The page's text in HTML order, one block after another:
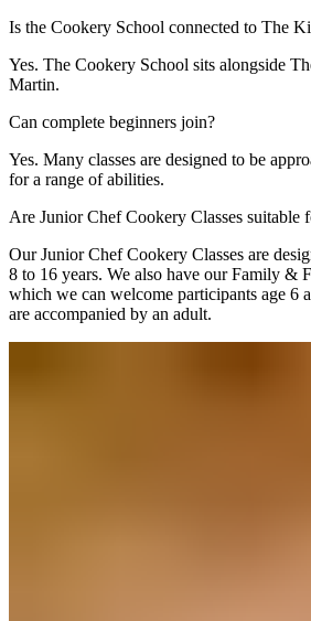
Is the Cookery School connected to The Kitchen restaurant?​​​​‌
Yes. The Cookery School sits alongside
Martin.​​​​‌ ‍ ​‍​‍‌‍ ‌ ​‍‌‍‍‌‌‍‌ ‌‍‍‌‌‍ ‍​‍​‍​ ‍‍​‍​‍‌ ​ ‌‍​‌‌‍ ‍‌‍‍‌‌ ‌​‌ ‍‌​‍ ‍‌‍‍‌‌‍ ​‍​‍​‍ ​​‍​‍‌‍‍​‌ ​‍‌‍‌‌‌‍‌‍​‍​‍​ ‍‍​‍​‍‌‍‍​‌ ‌​‌ ‌​‌ ​​‌ ​ ​ ‍‍​‍ ​‍ ‌‍ ​​‍ ‌‌‍​‌‌‍ ‍‌‍‌​​‍ ‌‌ ​‍​‍ ‌‌‍‍​‌‍ ‌ ‌​‌‍‌‌‌‍ ​‌ ​ ​‍ ‌‌ ​ ‌ ‌​‌ ‌‌‌‍‌​‌‍‍‌‌‍ ​‍ ‍‌ ‌‍‌‍‌‌‌ ​‍‌‍​ ‌‍‌‌‌‍ ​​‍ ‍‌‍​‌‌ ​​‌ ​​​‍ ‌‍‍‌‌‍ ‍‌ ‌​‌‍‌‌‌‍ ‍‌ ‌​​‍ ‌‍‌‌‌‍‌​‌‍‍‌‌ ‌​​‍ ‌‍ ‌‌‍ ‌‍‌​‌‍‌‌​ ‌‌ ​​‌ ​‍‌‍‌‌‌ ​ ‌‍‌‌‌‍ ‍‌ ‌​‌‍​‌‌ ‌​‌‍‍‌‌‍ ‌‍ ‍​ ‍ ‌‍‍‌‌‍‌​​ ‌​ ‌‍‌‍​‍‌‍‌‍‌‍‌‍‌‍​‍‌‍‌‌​ ‌ ​ ​‌​‍ ‌‌‍‌‍​ ‌‌‌‍‌‌​ ‌‍​‍ ‌​ ‌​​ ​‌​ ​‌‌‍​ ​‍ ‌‌‍​‌‌‍‌‍‌‍‌‍​ ​‌​‍ ‌​ ‍​​ ​‍​ ‍​​ ‍​​ ‍‌​ ‍‌‌‍​‌‌‍‌​‌‍​‌​ ​​​ ​ ​ ‌‌​ ‍ ‌ ‌​‌ ‍‌‌ ​​‌‍‌‌​ ‌‌‍‍​‌‍ ‌ ‌​‌‍‌‌‌‍ ​‌​‌‍‌‍​‌‌ ​‌​ ‍ ‌ ​​‌‍​‌‌ ‌​‌‍‍​​ ‌‌‍​‌‌‍ ‍‌ ​ ‌ ‌ ‌‍‌‌‌ ​‍​‍‌‌​ ‌‌‌​​‍‌‌ ‌‍‍ ‌‍‌‌‌ ‍‌​‍‌‌​ ​ ‌​‌​​‍‌‌​ ​ ‌​‌​​‍‌‌​ ​‍​ ​‍​ ‍‌​ ​‌​ ‍‌​ ​‌​ ‌‌​ ‌​‌‍​‍​ ​‍‌‍​‍​ ‍‌‌‍‌​‌‍​‌​‍‌‌​ ​‍​ ​‍​‍‌‌​ ‌‌‌​‌​​‍ ‍‌‍​ ‌‍‍​‌‍‍‌‌‍ ​‌‍‌​‌ ​‍‌‍‌‌‌‍ ‍​‍‌‌​ ‌‌‌​​‍‌‌ ‌‍‍ ‌‍‌‌‌ ‍‌​‍‌‌​ ​ ‌​‌​​‍‌‌​ ​ ‌​‌​​‍‌‌​ ​‍​ ​‍‌‍‌​‌‍‌‍​ ​‌​ ​‍‌‍​ ​ ‌ ​ ‌‌‌‍‌​​ ​ ​ ‍​​ ​‍​ ‌‌​‍‌‌​ ​‍​ ​‍​‍‌‌​ ‌‌‌​‌​​‍ ‍‌ ‌​‌‍‌‌‌ ‍​‌ ‌​​ ‌‍​‍‌‍​‌‌ ​ ‌‍‌‌‌‌‌‌‌ ​‍‌‍ ​​ ‌‌‍‍​‌ ‌​‌ ‌​‌ ​​‌ ​ ​‍‌‌​ ​ ‌​​‌​‍‌‌​ ​‍‌​‌‍​‍‌‌​ ​‍‌​‌‍‌‍ ​​‍ ‌‌‍​‌‌‍ ‍‌‍‌​​‍ ‌‌ ​‍​‍ ‌‌‍‍​‌‍ ‌ ‌​‌‍‌‌‌‍ ​‌ ​ ​‍ ‌‌ ​ ‌ ‌​‌ ‌‌‌‍‌​‌‍‍‌‌‍ ​‍ ‍‌ ‌‍‌‍‌‌‌ ​‍‌‍​ ‌‍‌‌‌‍ ​​‍ ‍‌‍​‌‌ ​​‌ ​​​‍‌‍‌‍‍‌‌‍‌​​ ‌​ ‌‍‌‍​‍‌‍‌‍‌‍‌‍‌‍​‍‌‍‌‌​ ‌ ​ ​‌​‍ ‌‌‍‌‍​ ‌‌‌‍‌‌​ ‌‍​‍ ‌​ ‌​​ ​‌​ ​‌‌‍​ ​‍ ‌‌‍​‌‌‍‌‍‌‍‌‍​ ​‌​‍ ‌​ ‍​​ ​‍​ ‍​​ ‍​​ ‍‌​ ‍‌‌‍​‌‌‍‌​‌‍​‌​ ​​​ ​ ​ ‌‌​‍‌‍‌ ‌​‌ ‍‌‌ ​​‌‍‌‌​ ‌‌‍‍​‌‍ ‌ ‌​‌‍‌‌‌‍ ​‌​‌‍‌‍​‌‌ ​‌​‍‌‍‌ ​​‌‍​‌‌ ‌​‌‍‍​​ ‌‌‍​‌‌‍ ‍‌ ​ ‌ ‌ ‌‍‌‌‌ ​‍​‍‌‌​ ‌‌‌​​‍‌‌ ‌‍‍ ‌‍‌‌‌ ‍‌​‍‌‌​ ​ ‌​‌​​‍‌‌​ ​ ‌​‌​​‍‌‌​ ​‍​ ​‍​ ‍‌​ ​‌​ ‍‌​ ​‌​ ‌‌​ ‌​‌‍​‍​ ​‍‌‍​‍​ ‍‌‌‍‌​‌‍​‌​‍‌‌​ ​‍​ ​‍​‍‌‌​ ‌‌‌​‌​​‍ ‍‌‍​ ‌‍‍​‌‍‍‌‌‍ ​‌‍‌​‌ ​‍‌‍‌‌‌‍ ‍​‍‌‌​ ‌‌‌​​‍‌‌ ‌‍‍ ‌‍‌‌‌ ‍‌​‍‌‌​ ​ ‌​‌​​‍‌‌​ ​ ‌​‌​​‍‌‌​ ​‍​ ​‍‌‍‌​‌‍‌‍​ ​‌​ ​‍‌‍​ ​ ‌ ​ ‌‌‌‍‌​​ ​ ​ ‍​​ ​‍​ ‌‌​‍‌‌​ ​‍​ ​‍​‍‌‌​ ‌‌‌​‌​​‍ ‍‌ ‌​‌‍‌‌‌ ‍​‌ ‌​​‍‌‍‌ ​​‌‍‌‌‌ ​‍‌ ​ ‌ ​​‌‍‌‌‌‍​ ‌ ‌​‌‍‍‌‌ ‌‍‌‍‌‌​ ‌‌ ​​‌ ‌‌‌‍​‍‌‍ ​‌‍‍‌‌ ​ ‌‍‍​‌‍‌‌‌‍‌​​‍​‍‌ ‌
Can complete beginners join?​​​​‌ ‍ ​‍​‍‌‍ ‌ ​‍‌‍‍‌‌‍‌ ‌‍‍‌‌‍ ‍​‍​‍​ ‍‍​‍​‍‌ ​ ‌‍​‌‌‍ ‍‌‍‍‌‌ ‌​‌ ‍‌​‍ ‍‌‍‍‌‌‍ ​‍​‍​‍ ​​‍​‍‌‍‍​‌ ​‍‌‍‌‌‌‍‌‍​‍​‍​ ‍‍​‍​‍‌‍‍​‌ ‌​‌ ‌​‌ ​​‌ ​ ​ ‍‍​‍ ​‍ ‌‍ ​​‍ ‌‌‍​‌‌‍ ‍‌‍‌​​‍ ‌‌ ​‍​‍ ‌‌‍‍​‌‍ ‌ ‌​‌‍‌‌‌‍ ​‌ ​ ​‍ ‌‌ ​ ‌ ‌​‌ ‌‌‌‍‌​‌‍‍‌‌‍ ​‍ ‍‌ ‌‍‌‍‌‌‌ ​‍‌‍​ ‌‍‌‌‌‍ ​​‍ ‍‌‍​‌‌ ​​‌ ​​​‍ ‌‍‍‌‌‍ ‍‌ ‌​‌‍‌‌‌‍ ‍‌ ‌​​‍ ‌‍‌‌‌‍‌​‌‍‍‌‌ ‌​​‍ ‌‍ ‌‌‍ ‌‍‌​‌‍‌‌​ ‌‌ ​​‌ ​‍‌‍‌‌‌ ​ ‌‍‌‌‌‍ ‍‌ ‌​‌‍​‌‌ ‌​‌‍‍‌‌‍ ‌‍ ‍​ ‍ ‌‍‍‌‌‍‌​​ ‌​ ‍‌​ ​ ‌‍‌​​ ‍‌‌‍​ ‌‍‌​​ ​​‌‍​‍​‍ ‌​ ‌​​ ‌‌‌‍‌‌‌‍‌​​‍ ‌​ ‌​​ ​ ‌‍‌​​ ​‌​‍ ‌‌‍​‌‌‍‌‌​ ‌​​ ‌‍​‍ ‌​ ​ ​ ‌ ​ ​‍​ ‌​​ ‌ ​ ​‍‌‍‌‌​ ‌ ​ ​‍​ ‍‌​ ​​‌‍​‍​ ‍ ‌ ‌​‌ ‍‌‌ ​​‌‍‌‌​ ‌‌‍‍​‌‍ ‌ ‌​‌‍‌‌‌‍ ​‌​‌‍‌‍​‌‌ ​‌​ ‍ ‌ ​​‌‍​‌‌ ‌​‌‍‍​​ ‌‌ ​‌‌ ‌‌‌‍‌‌‌ ​ ‌ ‌​‌‍‍‌‌‍ ‌‍ ‍​ ‌‍​‍‌‍​‌‌ ​ ‌‍‌‌‌‌‌‌‌ ​‍‌‍ ​​ ‌‌‍‍​‌ ‌​‌ ‌​‌ ​​‌ ​ ​‍‌‌​ ​ ‌​​‌​‍‌‌​ ​‍‌​‌‍​‍‌‌​ ​‍‌​‌‍‌‍ ​​‍ ‌‌‍​‌‌‍ ‍‌‍‌​​‍ ‌‌ ​‍​‍ ‌‌‍‍​‌‍ ‌ ‌​‌‍‌‌‌‍ ​‌ ​ ​‍ ‌‌ ​ ‌ ‌​‌ ‌‌‌‍‌​‌‍‍‌‌‍ ​‍ ‍‌ ‌‍‌‍‌‌‌ ​‍‌‍​ ‌‍‌‌‌‍ ​​‍ ‍‌‍​‌‌ ​​‌ ​​​‍‌‍‌‍‍‌‌‍‌​​ ‌​ ‍‌​ ​ ‌‍‌​​ ‍‌‌‍​ ‌‍‌​​ ​​‌‍​‍​‍ ‌​ ‌​​ ‌‌‌‍‌‌‌‍‌​​‍ ‌​ ‌​​ ​ ‌‍‌​​ ​‌​‍ ‌‌‍​‌‌‍‌‌​ ‌​​ ‌‍​‍ ‌​ ​ ​ ‌ ​ ​‍​ ‌​​ ‌ ​ ​‍‌‍‌‌​ ‌ ​ ​‍​ ‍‌​ ​​‌‍​‍​‍‌‍‌ ‌​‌ ‍‌‌ ​​‌‍‌‌​ ‌‌‍‍​‌‍ ‌ ‌​‌‍‌‌‌‍ ​‌​‌‍‌‍​‌‌ ​‌​‍‌‍‌ ​​‌‍​‌‌ ‌​‌‍‍​​ ‌‌ ​‌‌ ‌‌‌‍‌‌‌ ​ ‌ ‌​‌‍‍‌‌‍ ‌‍ ‍​‍‌‍‌ ​​‌‍‌‌‌ ​‍‌ ​ ‌ ​​‌‍‌‌‌‍​ ‌ ‌​‌‍‍‌‌ ‌‍‌‍‌‌​ ‌‌ ​​‌ ‌‌‌‍​‍‌‍ ​‌‍‍‌‌ ​ ‌‍‍​‌‍‌‌‌‍‌​​‍​‍‌ ‌
Yes. Many classes are designed to be
for a range of abilities.​​​​‌ ‍ ​‍​‍‌‍ ‌ ​‍‌‍‍‌‌‍‌ ‌‍‍‌‌‍ ‍​‍​‍​ ‍‍​‍​‍‌ ​ ‌‍​‌‌‍ ‍‌‍‍‌‌ ‌​‌ ‍‌​‍ ‍‌‍‍‌‌‍ ​‍​‍​‍ ​​‍​‍‌‍‍​‌ ​‍‌‍‌‌‌‍‌‍​‍​‍​ ‍‍​‍​‍‌‍‍​‌ ‌​‌ ‌​‌ ​​‌ ​ ​ ‍‍​‍ ​‍ ‌‍ ​​‍ ‌‌‍​‌‌‍ ‍‌‍‌​​‍ ‌‌ ​‍​‍ ‌‌‍‍​‌‍ ‌ ‌​‌‍‌‌‌‍ ​‌ ​ ​‍ ‌‌ ​ ‌ ‌​‌ ‌‌‌‍‌​‌‍‍‌‌‍ ​‍ ‍‌ ‌‍‌‍‌‌‌ ​‍‌‍​ ‌‍‌‌‌‍ ​​‍ ‍‌‍​‌‌ ​​‌ ​​​‍ ‌‍‍‌‌‍ ‍‌ ‌​‌‍‌‌‌‍ ‍‌ ‌​​‍ ‌‍‌‌‌‍‌​‌‍‍‌‌ ‌​​‍ ‌‍ ‌‌‍ ‌‍‌​‌‍‌‌​ ‌‌ ​​‌ ​‍‌‍‌‌‌ ​ ‌‍‌‌‌‍ ‍‌ ‌​‌‍​‌‌ ‌​‌‍‍‌‌‍ ‌‍ ‍​ ‍ ‌‍‍‌‌‍‌​​ ‌​ ‍‌​ ​ ‌‍‌​​ ‍‌‌‍​ ‌‍‌​​ ​​‌‍​‍​‍ ‌​ ‌​​ ‌‌‌‍‌‌‌‍‌​​‍ ‌​ ‌​​ ​ ‌‍‌​​ ​‌​‍ ‌‌‍​‌‌‍‌‌​ ‌​​ ‌‍​‍ ‌​ ​ ​ ‌ ​ ​‍​ ‌​​ ‌ ​ ​‍‌‍‌‌​ ‌ ​ ​‍​ ‍‌​ ​​‌‍​‍​ ‍ ‌ ‌​‌ ‍‌‌ ​​‌‍‌‌​ ‌‌‍‍​‌‍ ‌ ‌​‌‍‌‌‌‍ ​‌​‌‍‌‍​‌‌ ​‌​ ‍ ‌ ​​‌‍​‌‌ ‌​‌‍‍​​ ‌‌‍​‌‌‍ ‍‌ ​ ‌ ‌ ‌‍‌‌‌ ​‍​‍‌‌​ ‌‌‌​​‍‌‌ ‌‍‍ ‌‍‌‌‌ ‍‌​‍‌‌​ ​ ‌​‌​​‍‌‌​ ​ ‌​‌​​‍‌‌​ ​‍​ ​‍​ ‌​​ ‍‌‌‍‌​​ ‍‌‌‍​‍​ ​‌​ ‌‌​ ​‌​ ​‍​ ‌‌​ ‌‍‌‍‌‍​‍‌‌​ ​‍​ ​‍​‍‌‌​ ‌‌‌​‌​​‍ ‍‌‍​ ‌‍‍​‌‍‍‌‌‍ ​‌‍‌​‌ ​‍‌‍‌‌‌‍ ‍​‍‌‌​ ‌‌‌​​‍‌‌ ‌‍‍ ‌‍‌‌‌ ‍‌​‍‌‌​ ​ ‌​‌​​‍‌‌​ ​ ‌​‌​​‍‌‌​ ​‍​ ​‍​ ‍​‌‍​‍​ ‍‌​ ‍​​ ​‍​ ‌‌‌‍‌‍‌‍​ ​ ‌‌​ ‌‌​ ‌ ​ ​‌​‍‌‌​ ​‍​ ​‍​‍‌‌​ ‌‌‌​‌​​‍ ‍‌ ‌​‌‍‌‌‌ ‍​‌ ‌​​ ‌‍​‍‌‍​‌‌ ​ ‌‍‌‌‌‌‌‌‌ ​‍‌‍ ​​ ‌‌‍‍​‌ ‌​‌ ‌​‌ ​​‌ ​ ​‍‌‌​ ​ ‌​​‌​‍‌‌​ ​‍‌​‌‍​‍‌‌​ ​‍‌​‌‍‌‍ ​​‍ ‌‌‍​‌‌‍ ‍‌‍‌​​‍ ‌‌ ​‍​‍ ‌‌‍‍​‌‍ ‌ ‌​‌‍‌‌‌‍ ​‌ ​ ​‍ ‌‌ ​ ‌ ‌​‌ ‌‌‌‍‌​‌‍‍‌‌‍ ​‍ ‍‌ ‌‍‌‍‌‌‌ ​‍‌‍​ ‌‍‌‌‌‍ ​​‍ ‍‌‍​‌‌ ​​‌ ​​​‍‌‍‌‍‍‌‌‍‌​​ ‌​ ‍‌​ ​ ‌‍‌​​ ‍‌‌‍​ ‌‍‌​​ ​​‌‍​‍​‍ ‌​ ‌​​ ‌‌‌‍‌‌‌‍‌​​‍ ‌​ ‌​​ ​ ‌‍‌​​ ​‌​‍ ‌‌‍​‌‌‍‌‌​ ‌​​ ‌‍​‍ ‌​ ​ ​ ‌ ​ ​‍​ ‌​​ ‌ ​ ​‍‌‍‌‌​ ‌ ​ ​‍​ ‍‌​ ​​‌‍​‍​‍‌‍‌ ‌​‌ ‍‌‌ ​​‌‍‌‌​ ‌‌‍‍​‌‍ ‌ ‌​‌‍‌‌‌‍ ​‌​‌‍‌‍​‌‌ ​‌​‍‌‍‌ ​​‌‍​‌‌ ‌​‌‍‍​​ ‌‌‍​‌‌‍ ‍‌ ​ ‌ ‌ ‌‍‌‌‌ ​‍​‍‌‌​ ‌‌‌​​‍‌‌ ‌‍‍ ‌‍‌‌‌ ‍‌​‍‌‌​ ​ ‌​‌​​‍‌‌​ ​ ‌​‌​​‍‌‌​ ​‍​ ​‍​ ‌​​ ‍‌‌‍‌​​ ‍‌‌‍​‍​ ​‌​ ‌‌​ ​‌​ ​‍​ ‌‌​ ‌‍‌‍‌‍​‍‌‌​ ​‍​ ​‍​‍‌‌​ ‌‌‌​‌​​‍ ‍‌‍​ ‌‍‍​‌‍‍‌‌‍ ​‌‍‌​‌ ​‍‌‍‌‌‌‍ ‍​‍‌‌​ ‌‌‌​​‍‌‌ ‌‍‍ ‌‍‌‌‌ ‍‌​‍‌‌​ ​ ‌​‌​​‍‌‌​ ​ ‌​‌​​‍‌‌​ ​‍​ ​‍​ ‍​‌‍​‍​ ‍‌​ ‍​​ ​‍​ ‌‌‌‍‌‍‌‍​ ​ ‌‌​ ‌‌​ ‌ ​ ​‌​‍‌‌​ ​‍​ ​‍​‍‌‌​ ‌‌‌​‌​​‍ ‍‌ ‌​‌‍‌‌‌ ‍​‌ ‌​​‍‌‍‌ ​​‌‍‌‌‌ ​‍‌ ​ ‌ ​​‌‍‌‌‌‍​ ‌ ‌​‌‍‍‌‌ ‌‍‌‍‌‌​ ‌‌ ​​‌ ‌‌‌‍​‍‌‍ ​‌‍‍‌‌ ​ ‌‍‍​‌‍‌‌‌‍‌​​‍​‍‌ ‌
Are Junior Chef Cookery Classes suitable for all ages?​​​​‌
Our Junior Chef Cookery Classes are
8 to 16 years. We also have our Family &
which we can welcome participants age 6
are accompanied by an adult.​​​​‌ ‍ ​‍​‍‌‍ ‌ ​‍‌‍‍‌‌‍‌ ‌‍‍‌‌‍ ‍​‍​‍​ ‍‍​‍​‍‌ ​ ‌‍​‌‌‍ ‍‌‍‍‌‌ ‌​‌ ‍‌​‍ ‍‌‍‍‌‌‍ ​‍​‍​‍ ​​‍​‍‌‍‍​‌ ​‍‌‍‌‌‌‍‌‍​‍​‍​ ‍‍​‍​‍‌‍‍​‌ ‌​‌ ‌​‌ ​​‌ ​ ​ ‍‍​‍ ​‍ ‌‍ ​​‍ ‌‌‍​‌‌‍ ‍‌‍‌​​‍ ‌‌ ​‍​‍ ‌‌‍‍​‌‍ ‌ ‌​‌‍‌‌‌‍ ​‌ ​ ​‍ ‌‌ ​ ‌ ‌​‌ ‌‌‌‍‌​‌‍‍‌‌‍ ​‍ ‍‌ ‌‍‌‍‌‌‌ ​‍‌‍​ ‌‍‌‌‌‍ ​​‍ ‍‌‍​‌‌ ​​‌ ​​​‍ ‌‍‍‌‌‍ ‍‌ ‌​‌‍‌‌‌‍ ‍‌ ‌​​‍ ‌‍‌‌‌‍‌​‌‍‍‌‌ ‌​​‍ ‌‍ ‌‌‍ ‌‍‌​‌‍‌‌​ ‌‌ ​​‌ ​‍‌‍‌‌‌ ​ ‌‍‌‌‌‍ ‍‌ ‌​‌‍​‌‌ ‌​‌‍‍‌‌‍ ‌‍ ‍​ ‍ ‌‍‍‌‌‍‌​​ ‌​ ​‍​ ​​‌‍​‌​ ‍​​ ​​​ ‍​​ ‌ ‌‍‌‌​‍ ‌‌‍‌‌‌‍‌‍‌‍​‍​ ​‍​‍ ‌​ ‌​‌‍‌‌​ ‍‌‌‍‌‌​‍ ‌‌‍​‍​ ‌ ​ ‌‍‌‍​‍​‍ ‌‌‍​ ‌‍​‌​ ​ ​ ​‌​ ‌‌‌‍‌‍‌‍‌​​ ‍‌‌‍‌​​ ​​​ ​‍​ ‌​​ ‍ ‌ ‌​‌ ‍‌‌ ​​‌‍‌‌​ ‌‌‍‍​‌‍ ‌ ‌​‌‍‌‌‌‍ ​‌​‌‍‌‍​‌‌ ​‌​ ‍ ‌ ​​‌‍​‌‌ ‌​‌‍‍​​ ‌‌‍​‌‌‍ ‍‌ ​ ‌ ‌ ‌‍‌‌‌ ​‍​‍‌‌​ ‌‌‌​​‍‌‌ ‌‍‍ ‌‍‌‌‌ ‍‌​‍‌‌​ ​ ‌​‌​​‍‌‌​ ​ ‌​‌​​‍‌‌​ ​‍​ ​‍​ ​ ​ ‌ ​ ​‌​ ‌ ‌‍​‍‌‍​ ​ ​​‌‍‌​‌‍​‌‌‍‌‍​ ‍‌‌‍‌​​‍‌‌​ ​‍​ ​‍​‍‌‌​ ‌‌‌​‌​​‍ ‍‌‍​ ‌‍‍​‌‍‍‌‌‍ ​‌‍‌​‌ ​‍‌‍‌‌‌‍ ‍​‍‌‌​ ‌‌‌​​‍‌‌ ‌‍‍ ‌‍‌‌‌ ‍‌​‍‌‌​ ​ ‌​‌​​‍‌‌​ ​ ‌​‌​​‍‌‌​ ​‍​ ​‍‌‍​‍​ ‌‍‌‍‌​​ ​ ‌‍‌‍​ ​‌‌‍‌‌​ ‍​‌‍​‍​ ‌​​ ​ ​ ‍‌​‍‌‌​ ​‍​ ​‍​‍‌‌​ ‌‌‌​‌​​‍ ‍‌ ‌​‌‍‌‌‌ ‍​‌ ‌​​ ‌‍​‍‌‍​‌‌ ​ ‌‍‌‌‌‌‌‌‌ ​‍‌‍ ​​ ‌‌‍‍​‌ ‌​‌ ‌​‌ ​​‌ ​ ​‍‌‌​ ​ ‌​​‌​‍‌‌​ ​‍‌​‌‍​‍‌‌​ ​‍‌​‌‍‌‍ ​​‍ ‌‌‍​‌‌‍ ‍‌‍‌​​‍ ‌‌ ​‍​‍ ‌‌‍‍​‌‍ ‌ ‌​‌‍‌‌‌‍ ​‌ ​ ​‍ ‌‌ ​ ‌ ‌​‌ ‌‌‌‍‌​‌‍‍‌‌‍ ​‍ ‍‌ ‌‍‌‍‌‌‌ ​‍‌‍​ ‌‍‌‌‌‍ ​​‍ ‍‌‍​‌‌ ​​‌ ​​​‍‌‍‌‍‍‌‌‍‌​​ ‌​ ​‍​ ​​‌‍​‌​ ‍​​ ​​​ ‍​​ ‌ ‌‍‌‌​‍ ‌‌‍‌‌‌‍‌‍‌‍​‍​ ​‍​‍ ‌​ ‌​‌‍‌‌​ ‍‌‌‍‌‌​‍ ‌‌‍​‍​ ‌ ​ ‌‍‌‍​‍​‍ ‌‌‍​ ‌‍​‌​ ​ ​ ​‌​ ‌‌‌‍‌‍‌‍‌​​ ‍‌‌‍‌​​ ​​​ ​‍​ ‌​​‍‌‍‌ ‌​‌ ‍‌‌ ​​‌‍‌‌​ ‌‌‍‍​‌‍ ‌ ‌​‌‍‌‌‌‍ ​‌​‌‍‌‍​‌‌ ​‌​‍‌‍‌ ​​‌‍​‌‌ ‌​‌‍‍​​ ‌‌‍​‌‌‍ ‍‌ ​ ‌ ‌ ‌‍‌‌‌ ​‍​‍‌‌​ ‌‌‌​​‍‌‌ ‌‍‍ ‌‍‌‌‌ ‍‌​‍‌‌​ ​ ‌​‌​​‍‌‌​ ​ ‌​‌​​‍‌‌​ ​‍​ ​‍​ ​ ​ ‌ ​ ​‌​ ‌ ‌‍​‍‌‍​ ​ ​​‌‍‌​‌‍​‌‌‍‌‍​ ‍‌‌‍‌​​‍‌‌​ ​‍​ ​‍​‍‌‌​ ‌‌‌​‌​​‍ ‍‌‍​ ‌‍‍​‌‍‍‌‌‍ ​‌‍‌​‌ ​‍‌‍‌‌‌‍ ‍​‍‌‌​ ‌‌‌​​‍‌‌ ‌‍‍ ‌‍‌‌‌ ‍‌​‍‌‌​ ​ ‌​‌​​‍‌‌​ ​ ‌​‌​​‍‌‌​ ​‍​ ​‍‌‍​‍​ ‌‍‌‍‌​​ ​ ‌‍‌‍​ ​‌‌‍‌‌​ ‍​‌‍​‍​ ‌​​ ​ ​ ‍‌​‍‌‌​ ​‍​ ​‍​‍‌‌​ ‌‌‌​‌​​‍ ‍‌ ‌​‌‍‌‌‌ ‍​‌ ‌​​‍‌‍‌ ​​‌‍‌‌‌ ​‍‌ ​ ‌ ​​‌‍‌‌‌‍​ ‌ ‌​‌‍‍‌‌ ‌‍‌‍‌‌​ ‌‌ ​​‌ ‌‌‌‍​‍‌‍ ​‌‍‍‌‌ ​ ‌‍‍​‌‍‌‌‌‍‌​​‍​‍‌ ‌